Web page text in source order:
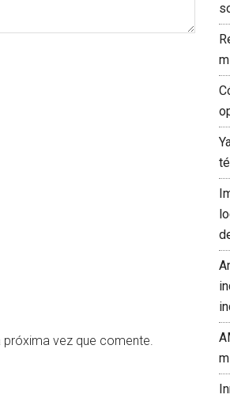
vez que comente.